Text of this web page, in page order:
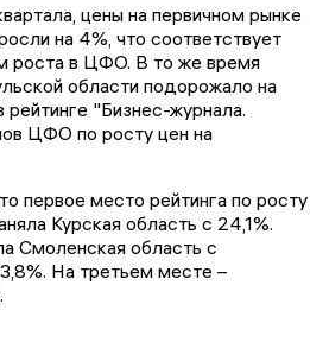
цены на первичном рынке
на 4%, что соответствует
роста в ЦФО. В то же время
области подорожало на
рейтинге "Бизнес-журнала.
ЦФО по росту цен на
первое место рейтинга по росту
Курская область с 24,1%.
Смоленская область с
На третьем месте –